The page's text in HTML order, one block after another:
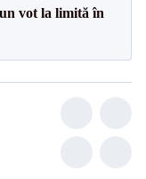
vot la limită în